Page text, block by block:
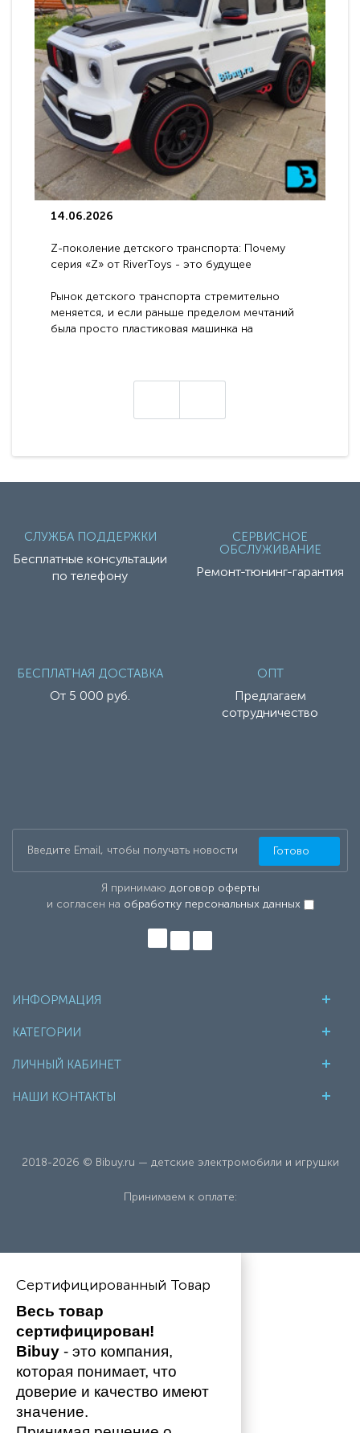
14.06.2026
Z-поколение детского транспорта: Почему
серия «Z» от RiverToys - это будущее
Рынок детского транспорта стремительно
меняется, и если раньше пределом мечтаний
была просто пластиковая машинка на
СЛУЖБА ПОДДЕРЖКИ
Бесплатные консультации
по телефону
СЕРВИСНОЕ
ОБСЛУЖИВАНИЕ
Ремонт-тюнинг-гарантия
БЕСПЛАТНАЯ ДОСТАВКА
От 5 000 руб.
ОПТ
Предлагаем
сотрудничество
Я принимаю договор оферты
и согласен на обработку персональных данных
Готово
ИНФОРМАЦИЯ
КАТЕГОРИИ
ЛИЧНЫЙ КАБИНЕТ
НАШИ КОНТАКТЫ
2018-2026 © Bibuy.ru — детские электромобили и игрушки
Принимаем к оплате:
Сертифицированный Товар
Весь товар
сертифицирован!
Bibuy - это компания,
которая понимает, что
доверие и качество имеют
значение.